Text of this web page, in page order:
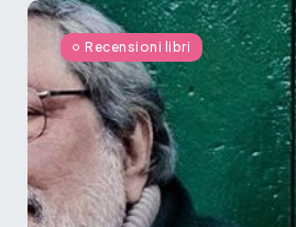
Recensioni libri